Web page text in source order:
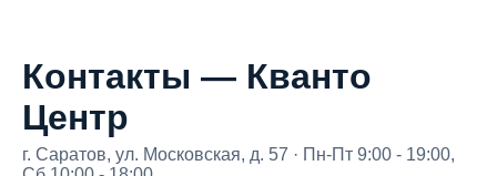
Контакты — Кванто
Центр
г. Саратов, ул. Московская, д. 57 · Пн-Пт 9:00 - 19:00,